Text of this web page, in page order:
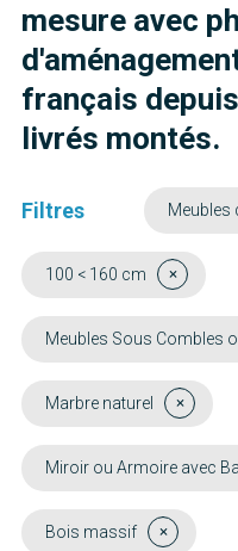
mesure avec
français
livrés montés.
Filtres Meubles
100 < 160 cm
Meubles Sous Combles
Marbre naturel
Miroir ou Armoire avec
Bois massif